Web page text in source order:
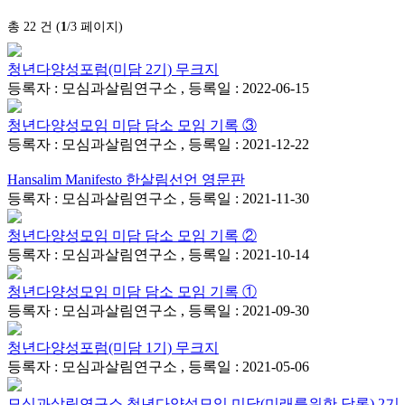
총 22 건 (1/3 페이지)
청년다양성포럼(미담 2기) 무크지
등록자 : 모심과살림연구소 , 등록일 : 2022-06-15
청년다양성모임 미담 담소 모임 기록 ③
등록자 : 모심과살림연구소 , 등록일 : 2021-12-22
Hansalim Manifesto 한살림선언 영문판
등록자 : 모심과살림연구소 , 등록일 : 2021-11-30
청년다양성모임 미담 담소 모임 기록 ②
등록자 : 모심과살림연구소 , 등록일 : 2021-10-14
청년다양성모임 미담 담소 모임 기록 ①
등록자 : 모심과살림연구소 , 등록일 : 2021-09-30
청년다양성포럼(미담 1기) 무크지
등록자 : 모심과살림연구소 , 등록일 : 2021-05-06